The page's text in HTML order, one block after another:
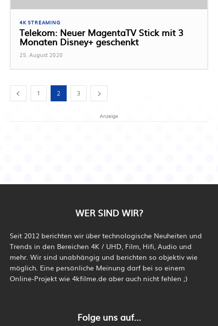
4K STREAMING
Telekom: Neuer MagentaTV Stick mit 3
Monaten Disney+ geschenkt
25. August 2020
1 2 3
Anzeige
WER SIND WIR?
Seit 2012 berichten wir über technologische Neuheiten und
Trends in den Bereichen 4K / UHD, Film, Hifi, Audio und
mehr. Wir sind unabhängig und berichten so objektiv wie
möglich. Eine persönliche Meinung darf bei so einem
Online-Projekt wie 4kfilme.de aber auch nicht fehlen ;)
Folge uns auf...